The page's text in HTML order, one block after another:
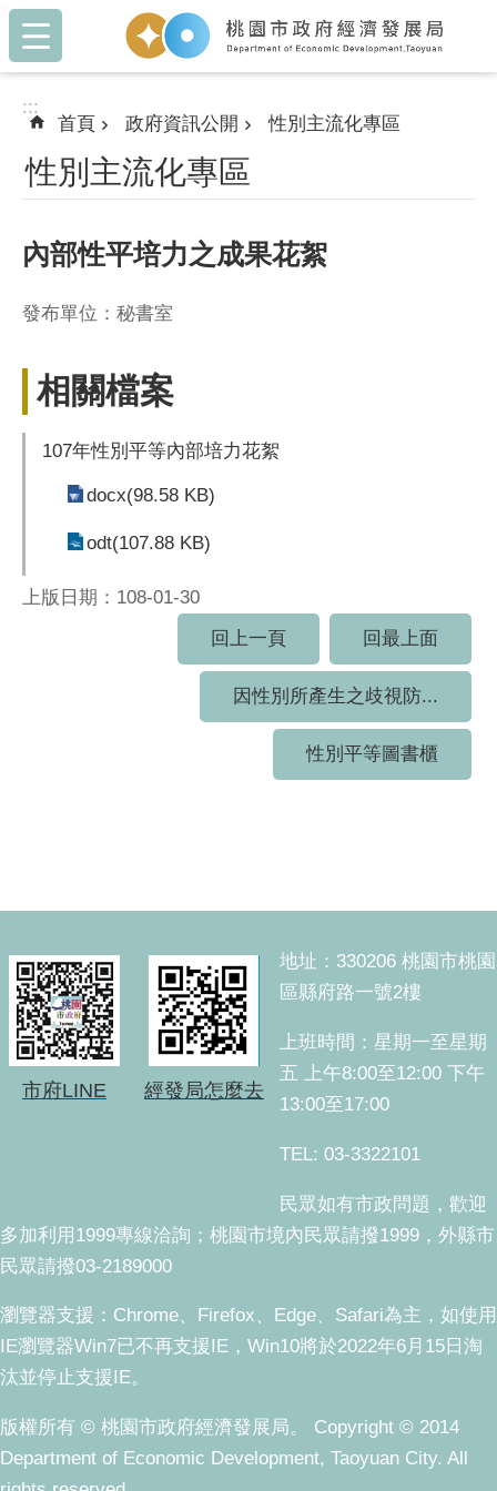
跳到主要內容區塊
:::
:::
首頁 政府資訊公開 性別主流化專區
性別主流化專區
內部性平培力之成果花絮
發布單位：秘書室
相關檔案
107年性別平等內部培力花絮
docx(98.58 KB)
odt(107.88 KB)
上版日期：108-01-30
回上一頁
回最上面
因性別所產生之歧視防...
性別平等圖書櫃
:::
市府LINE 經發局怎麼去
地址：330206 桃園市桃園
區縣府路一號2樓
上班時間：星期一至星期
五 上午8:00至12:00 下午
13:00至17:00
TEL: 03-3322101
民眾如有市政問題，歡迎
多加利用1999專線洽詢；桃園市境內民眾請撥1999，外縣市
民眾請撥03-2189000
瀏覽器支援：Chrome、Firefox、Edge、Safari為主，如使用
IE瀏覽器Win7已不再支援IE，Win10將於2022年6月15日淘
汰並停止支援IE。
版權所有 © 桃園市政府經濟發展局。 Copyright © 2014
Department of Economic Development, Taoyuan City. All